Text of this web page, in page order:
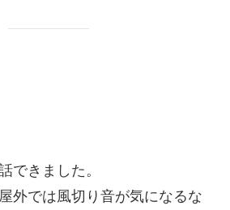
できました。
外では風切り音が気になるな